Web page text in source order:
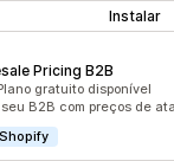
Instalar
Pricing B2B
ao todo
gratuito disponível
B2B com preços de